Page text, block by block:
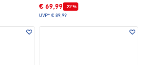
€ 69,99 -22 %
UVP* € 89,99